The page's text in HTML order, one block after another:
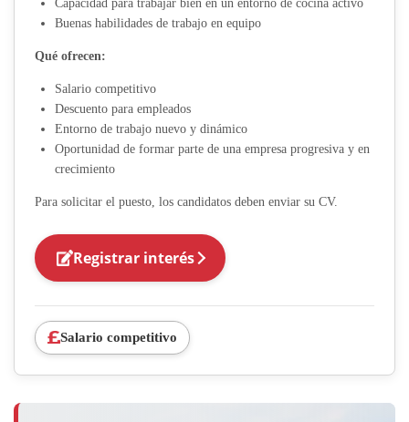
Capacidad para trabajar bien en un entorno de cocina activo
Buenas habilidades de trabajo en equipo
Qué ofrecen:
Salario competitivo
Descuento para empleados
Entorno de trabajo nuevo y dinámico
Oportunidad de formar parte de una empresa progresiva y en
crecimiento
Para solicitar el puesto, los candidatos deben enviar su CV.
Registrar interés
Salario competitivo